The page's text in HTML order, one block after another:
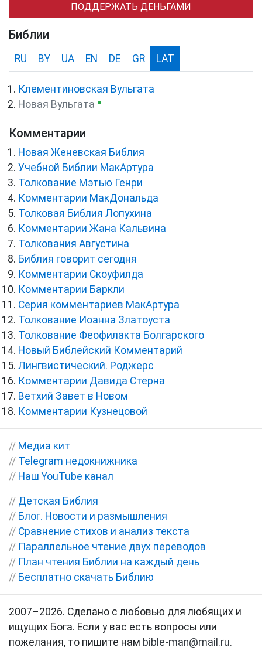
ПОДДЕРЖАТЬ ДЕНЬГАМИ
Библии
RU BY UA EN DE GR LAT
Клементиновская Вульгата
Новая Вульгата ●
Комментарии
Новая Женевская Библия
Учебной Библии МакАртура
Толкование Мэтью Генри
Комментарии МакДональда
Толковая Библия Лопухина
Комментарии Жана Кальвина
Толкования Августина
Библия говорит сегодня
Комментарии Скоуфилда
Комментарии Баркли
Серия комментариев МакАртура
Толкование Иоанна Златоуста
Толкование Феофилакта Болгарского
Новый Библейский Комментарий
Лингвистический. Роджерс
Комментарии Давида Стерна
Ветхий Завет в Новом
Комментарии Кузнецовой
// Медиа кит
// Telegram недокнижника
// Наш YouTube канал
// Детская Библия
// Блог. Новости и размышления
// Сравнение стихов и анализ текста
// Параллельное чтение двух переводов
// План чтения Библии на каждый день
// Бесплатно скачать Библию
2007–2026. Сделано с любовью для любящих и
ищущих Бога. Если у вас есть вопросы или
пожелания, то пишите нам bible-man@mail.ru.